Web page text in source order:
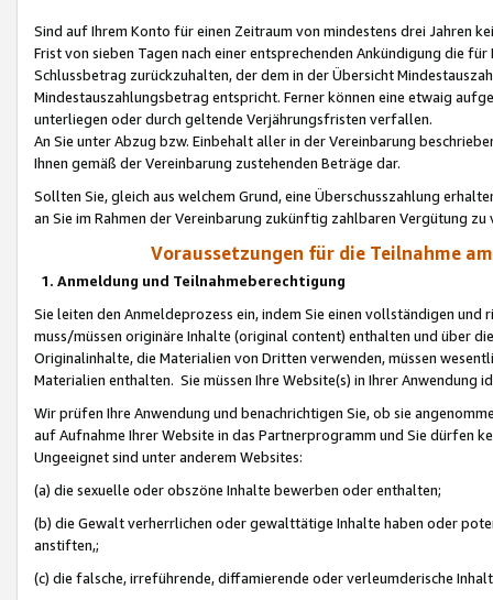
Sind auf Ihrem Konto für einen Zeitraum von mindestens drei Jahren
Frist von sieben Tagen nach einer entsprechenden Ankündigung die
Schlussbetrag zurückzuhalten, der dem in der Übersicht
Mindestauszahlungsbetrag entspricht. Ferner können eine etwaig
unterliegen oder durch geltende Verjährungsfristen verfallen.
An Sie unter Abzug bzw. Einbehalt aller in der Vereinbarung
Ihnen gemäß der Vereinbarung zustehenden Beträge dar.
Sollten Sie, gleich aus welchem Grund, eine Überschusszahlung
an Sie im Rahmen der Vereinbarung zukünftig zahlbaren Vergütung zu
Voraussetzungen für die Teilnahme
1. Anmeldung und Teilnahmeberechtigung
Sie leiten den Anmeldeprozess ein, indem Sie einen vollständigen
muss/müssen originäre Inhalte (original content) enthalten und über
Originalinhalte, die Materialien von Dritten verwenden, müssen
Materialien enthalten. Sie müssen Ihre Website(s) in Ihrer Anwendung
Wir prüfen Ihre Anwendung und benachrichtigen Sie, ob sie
auf Aufnahme Ihrer Website in das Partnerprogramm und Sie dürfen
Ungeeignet sind unter anderem Websites:
(a) die sexuelle oder obszöne Inhalte bewerben oder enthalten;
(b) die Gewalt verherrlichen oder gewalttätige Inhalte haben oder
anstiften,;
(c) die falsche, irreführende, diffamierende oder verleumderische